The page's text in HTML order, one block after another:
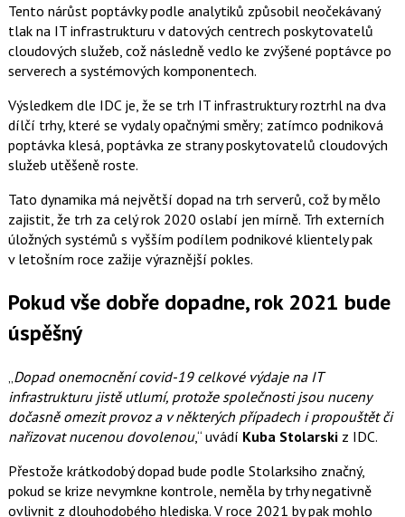
Tento nárůst poptávky podle analytiků způsobil neočekávaný
tlak na IT infrastrukturu v datových centrech poskytovatelů
cloudových služeb, což následně vedlo ke zvýšené poptávce po
serverech a systémových komponentech.
Výsledkem dle IDC je, že se trh IT infrastruktury roztrhl na dva
dílčí trhy, které se vydaly opačnými směry; zatímco podniková
poptávka klesá, poptávka ze strany poskytovatelů cloudových
služeb utěšeně roste.
Tato dynamika má největší dopad na trh serverů, což by mělo
zajistit, že trh za celý rok 2020 oslabí jen mírně. Trh externích
úložných systémů s vyšším podílem podnikové klientely pak
v letošním roce zažije výraznější pokles.
Pokud vše dobře dopadne, rok 2021 bude
úspěšný
Dopad onemocnění covid-19 celkové výdaje na IT
infrastrukturu jistě utlumí, protože společnosti jsou nuceny
dočasně omezit provoz a v některých případech i propouštět či
nařizovat nucenou dovolenou,“ uvádí Kuba Stolarskiz IDC.
Přestože krátkodobý dopad bude podle Stolarksiho značný,
pokud se krize nevymkne kontrole, neměla by trhy negativně
ovlivnit z dlouhodobého hlediska. V roce 2021 by pak mohlo